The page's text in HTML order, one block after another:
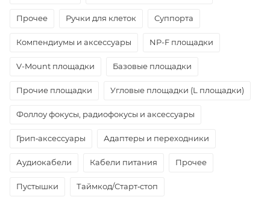
Прочее Ручки для клеток Суппорта
Компендиумы и аксессуары NP-F площадки
V-Mount площадки Базовые площадки
Прочие площадки Угловые площадки (L площадки)
Фоллоу фокусы, радиофокусы и аксессуары
Грип‑аксессуары Адаптеры и переходники
Аудиокабели Кабели питания Прочее
Пустышки Таймкод/Старт‑стоп